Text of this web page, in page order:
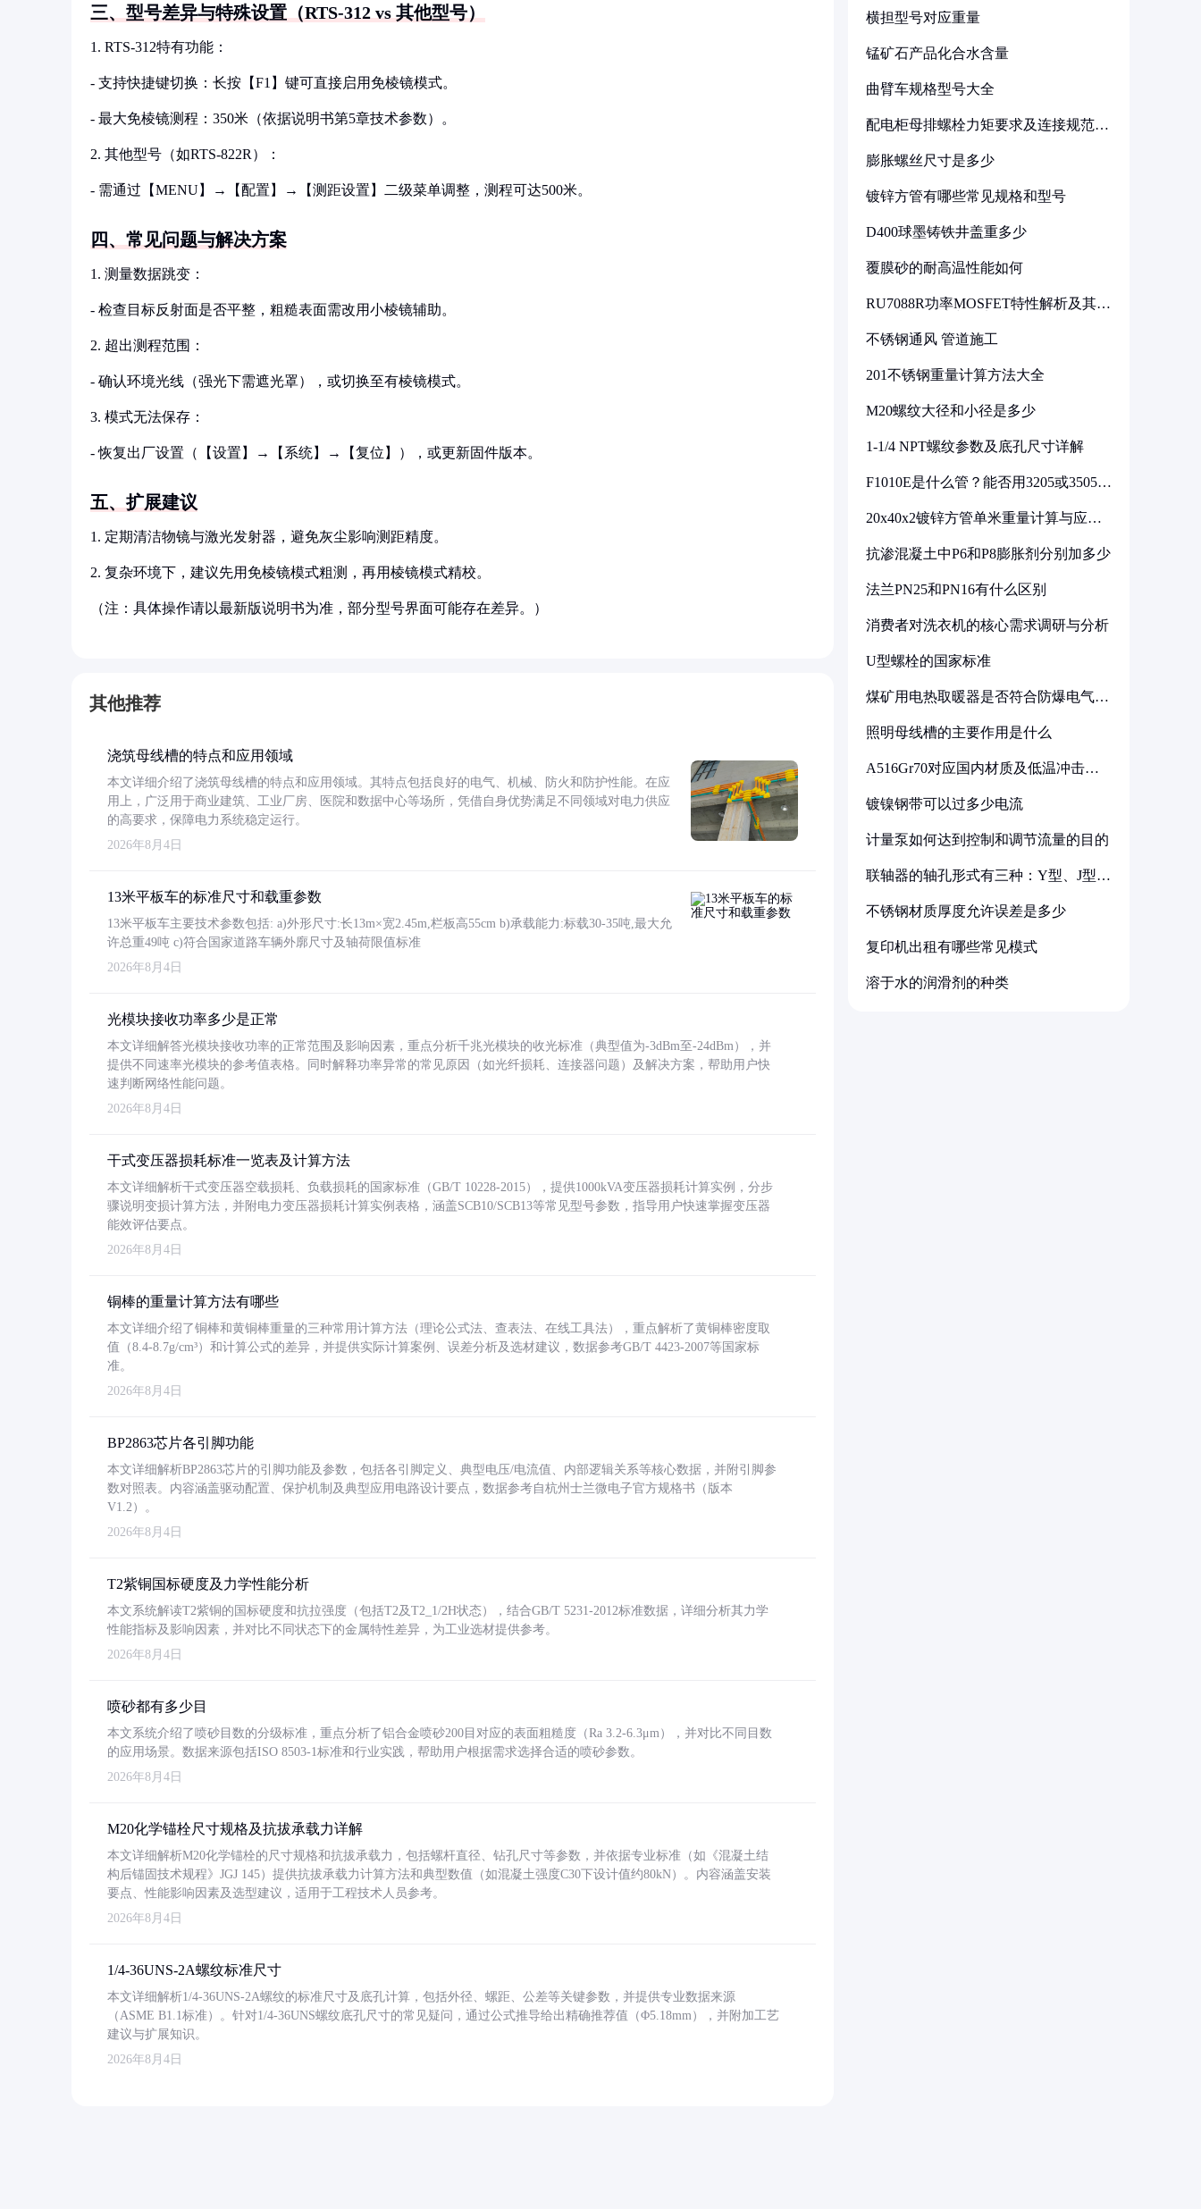
三、型号差异与特殊设置（RTS-312 vs 其他型号）
1. RTS-312特有功能：
- 支持快捷键切换：长按【F1】键可直接启用免棱镜模式。
- 最大免棱镜测程：350米（依据说明书第5章技术参数）。
2. 其他型号（如RTS-822R）：
- 需通过【MENU】→【配置】→【测距设置】二级菜单调整，测程可达500米。
四、常见问题与解决方案
1. 测量数据跳变：
- 检查目标反射面是否平整，粗糙表面需改用小棱镜辅助。
2. 超出测程范围：
- 确认环境光线（强光下需遮光罩），或切换至有棱镜模式。
3. 模式无法保存：
- 恢复出厂设置（【设置】→【系统】→【复位】），或更新固件版本。
五、扩展建议
1. 定期清洁物镜与激光发射器，避免灰尘影响测距精度。
2. 复杂环境下，建议先用免棱镜模式粗测，再用棱镜模式精校。
（注：具体操作请以最新版说明书为准，部分型号界面可能存在差异。）
其他推荐
浇筑母线槽的特点和应用领域
本文详细介绍了浇筑母线槽的特点和应用领域。其特点包括良好的电气、机械、防火和防护性能。在应
用上，广泛用于商业建筑、工业厂房、医院和数据中心等场所，凭借自身优势满足不同领域对电力供应
的高要求，保障电力系统稳定运行。
2026年8月4日
13米平板车的标准尺寸和载重参数
13米平板车主要技术参数包括: a)外形尺寸:长13m×宽2.45m,栏板高55cm b)承载能力:标载30-35吨,最大允
许总重49吨 c)符合国家道路车辆外廓尺寸及轴荷限值标准
2026年8月4日
光模块接收功率多少是正常
本文详细解答光模块接收功率的正常范围及影响因素，重点分析千兆光模块的收光标准（典型值为-3dBm至-24dBm），并
提供不同速率光模块的参考值表格。同时解释功率异常的常见原因（如光纤损耗、连接器问题）及解决方案，帮助用户快
速判断网络性能问题。
2026年8月4日
干式变压器损耗标准一览表及计算方法
本文详细解析干式变压器空载损耗、负载损耗的国家标准（GB/T 10228-2015），提供1000kVA变压器损耗计算实例，分步
骤说明变损计算方法，并附电力变压器损耗计算实例表格，涵盖SCB10/SCB13等常见型号参数，指导用户快速掌握变压器
能效评估要点。
2026年8月4日
铜棒的重量计算方法有哪些
本文详细介绍了铜棒和黄铜棒重量的三种常用计算方法（理论公式法、查表法、在线工具法），重点解析了黄铜棒密度取
值（8.4-8.7g/cm³）和计算公式的差异，并提供实际计算案例、误差分析及选材建议，数据参考GB/T 4423-2007等国家标
准。
2026年8月4日
BP2863芯片各引脚功能
本文详细解析BP2863芯片的引脚功能及参数，包括各引脚定义、典型电压/电流值、内部逻辑关系等核心数据，并附引脚参
数对照表。内容涵盖驱动配置、保护机制及典型应用电路设计要点，数据参考自杭州士兰微电子官方规格书（版本
V1.2）。
2026年8月4日
T2紫铜国标硬度及力学性能分析
本文系统解读T2紫铜的国标硬度和抗拉强度（包括T2及T2_1/2H状态），结合GB/T 5231-2012标准数据，详细分析其力学
性能指标及影响因素，并对比不同状态下的金属特性差异，为工业选材提供参考。
2026年8月4日
喷砂都有多少目
本文系统介绍了喷砂目数的分级标准，重点分析了铝合金喷砂200目对应的表面粗糙度（Ra 3.2-6.3μm），并对比不同目数
的应用场景。数据来源包括ISO 8503-1标准和行业实践，帮助用户根据需求选择合适的喷砂参数。
2026年8月4日
M20化学锚栓尺寸规格及抗拔承载力详解
本文详细解析M20化学锚栓的尺寸规格和抗拔承载力，包括螺杆直径、钻孔尺寸等参数，并依据专业标准（如《混凝土结
构后锚固技术规程》JGJ 145）提供抗拔承载力计算方法和典型数值（如混凝土强度C30下设计值约80kN）。内容涵盖安装
要点、性能影响因素及选型建议，适用于工程技术人员参考。
2026年8月4日
1/4-36UNS-2A螺纹标准尺寸
本文详细解析1/4-36UNS-2A螺纹的标准尺寸及底孔计算，包括外径、螺距、公差等关键参数，并提供专业数据来源
（ASME B1.1标准）。针对1/4-36UNS螺纹底孔尺寸的常见疑问，通过公式推导给出精确推荐值（Φ5.18mm），并附加工艺
建议与扩展知识。
2026年8月4日
横担型号对应重量
锰矿石产品化合水含量
曲臂车规格型号大全
配电柜母排螺栓力矩要求及连接规范详
膨胀螺丝尺寸是多少
镀锌方管有哪些常见规格和型号
D400球墨铸铁井盖重多少
覆膜砂的耐高温性能如何
RU7088R功率MOSFET特性解析及其在
不锈钢通风 管道施工
201不锈钢重量计算方法大全
M20螺纹大径和小径是多少
1-1/4 NPT螺纹参数及底孔尺寸详解
F1010E是什么管？能否用3205或3505代
20x40x2镀锌方管单米重量计算与应用
抗渗混凝土中P6和P8膨胀剂分别加多少
法兰PN25和PN16有什么区别
消费者对洗衣机的核心需求调研与分析
U型螺栓的国家标准
煤矿用电热取暖器是否符合防爆电气设
照明母线槽的主要作用是什么
A516Gr70对应国内材质及低温冲击要
镀镍钢带可以过多少电流
计量泵如何达到控制和调节流量的目的
联轴器的轴孔形式有三种：Y型、J型、
不锈钢材质厚度允许误差是多少
复印机出租有哪些常见模式
溶于水的润滑剂的种类